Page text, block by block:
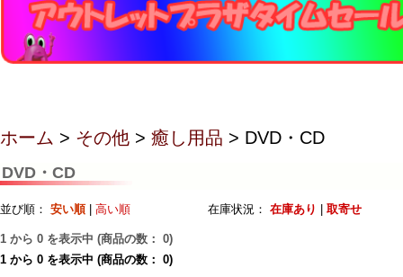
ホーム > その他 > 癒し用品 > DVD・CD
DVD・CD
並び順： 安い順| 高い順 在庫状況： 在庫あり 取寄せ
1 から 0 を表示中 (商品の数： 0)
1 から 0 を表示中 (商品の数： 0)